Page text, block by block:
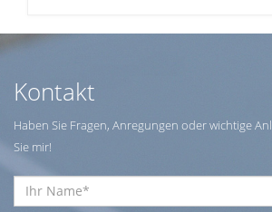
Kontakt
Haben Sie Fragen, Anregungen oder wichtige
Sie mir!